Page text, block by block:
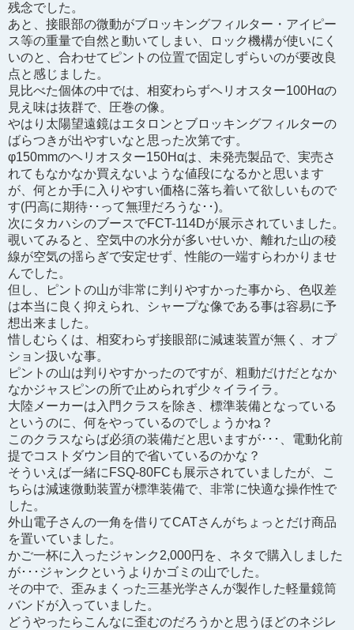
残念でした。
あと、接眼部の微動がブロッキングフィルター・アイピー
ス等の重量で自然と動いてしまい、ロック機構が使いにく
いのと、合わせてピントの位置で固定しずらいのが要改良
点と感じました。
見比べた個体の中では、相変わらずヘリオスター100Hαの
見え味は抜群で、圧巻の像。
やはり太陽望遠鏡はエタロンとブロッキングフィルターの
ばらつきが出やすいなと思った次第です。
φ150mmのヘリオスター150Hαは、未発売製品で、実売さ
れてもなかなか買えないような値段になるかと思います
が、何とか手に入りやすい価格に落ち着いて欲しいもので
す(円高に期待･･って無理だろうな･･)。
次にタカハシのブースでFCT-114Dが展示されていました。
覗いてみると、空気中の水分が多いせいか、離れた山の稜
線が空気の揺らぎで安定せず、性能の一端すらわかりませ
んでした。
但し、ピントの山が非常に判りやすかった事から、色収差
は本当に良く抑えられ、シャープな像である事は容易に予
想出来ました。
惜しむらくは、相変わらず接眼部に減速装置が無く、オプ
ション扱いな事。
ピントの山は判りやすかったのですが、粗動だけだとなか
なかジャスピンの所で止められず少々イライラ。
大陸メーカーは入門クラスを除き、標準装備となっている
というのに、何をやっているのでしょうかね？
このクラスならば必須の装備だと思いますが･･･、電動化前
提でコストダウン目的で省いているのかな？
そういえば一緒にFSQ-80FCも展示されていましたが、こ
ちらは減速微動装置が標準装備で、非常に快適な操作性で
した。
外山電子さんの一角を借りてCATさんがちょっとだけ商品
を置いていました。
かご一杯に入ったジャンク2,000円を、ネタで購入しました
が･･･ジャンクというよりかゴミの山でした。
その中で、歪みまくった三基光学さんが製作した軽量鏡筒
バンドが入っていました。
どうやったらこんなに歪むのだろうかと思うほどのネジレ